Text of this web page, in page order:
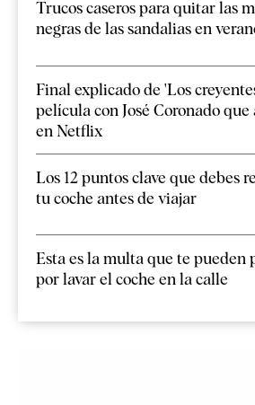
Trucos caseros para quitar las
negras de las sandalias en
Final explicado de 'Los
película con José Coronado que
en Netflix
Los 12 puntos clave que debes
tu coche antes de viajar
Esta es la multa que te pueden
por lavar el coche en la calle